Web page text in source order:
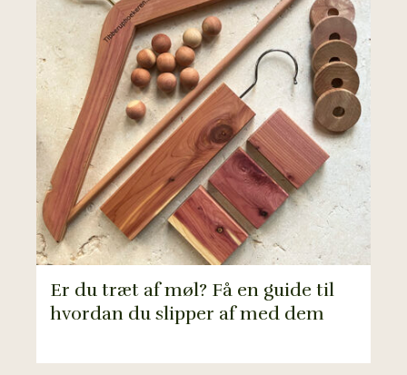
Er du træt af møl? Få en guide til
hvordan du slipper af med dem